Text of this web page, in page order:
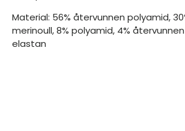
Material: 56% återvunnen polyamid,
merinoull, 8% polyamid, 4%
elastan